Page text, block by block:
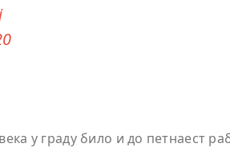
у граду било и до петнаест